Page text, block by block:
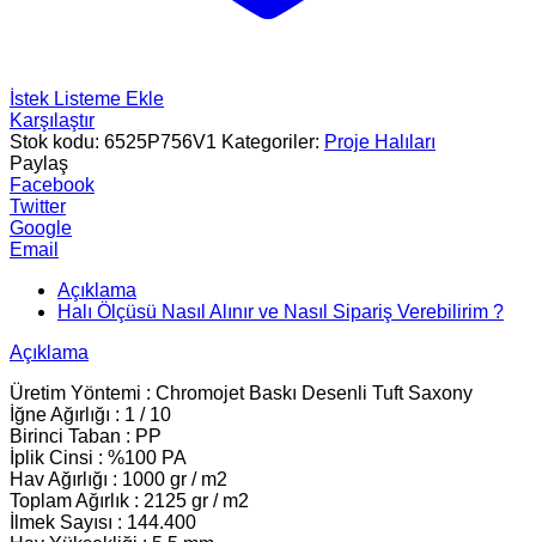
İstek Listeme Ekle
Karşılaştır
Stok kodu: 6525P756V1 Kategoriler: Proje Halıları
Paylaş
Facebook
Twitter
Google
Email
Açıklama
Halı Ölçüsü Nasıl Alınır ve Nasıl Sipariş Verebilirim ?
Açıklama
Üretim Yöntemi : Chromojet Baskı Desenli Tuft Saxony
İğne Ağırlığı : 1 / 10
Birinci Taban : PP
İplik Cinsi : %100 PA
Hav Ağırlığı : 1000 gr / m2
Toplam Ağırlık : 2125 gr / m2
İlmek Sayısı : 144.400